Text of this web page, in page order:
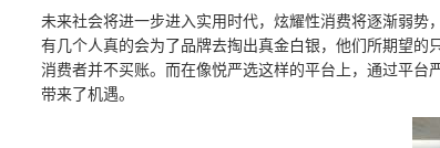
未来社会将进一步进入实用时代，炫耀性消费将逐渐弱
有几个人真的会为了品牌去掏出真金白银，他们所期望的
消费者并不买账。而在像悦严选这样的平台上，通过平
带来了机遇。